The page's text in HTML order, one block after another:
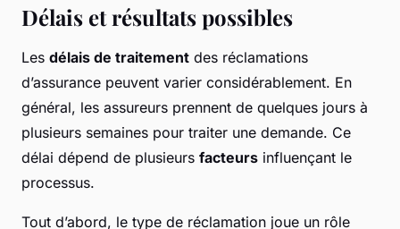
Délais et résultats possibles
Les délais de traitement des réclamations
d’assurance peuvent varier considérablement. En
général, les assureurs prennent de quelques jours à
plusieurs semaines pour traiter une demande. Ce
délai dépend de plusieurs facteurs influençant le
processus.
Tout d’abord, le type de réclamation joue un rôle